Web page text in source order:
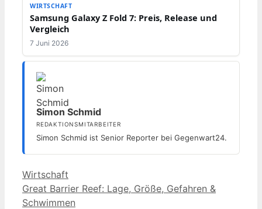
WIRTSCHAFT
Samsung Galaxy Z Fold 7: Preis, Release und
Vergleich
7 Juni 2026
Simon Schmid
REDAKTIONSMITARBEITER
Simon Schmid ist Senior Reporter bei Gegenwart24.
Kategorien
Wirtschaft
Great Barrier Reef: Lage, Größe, Gefahren &
Schwimmen